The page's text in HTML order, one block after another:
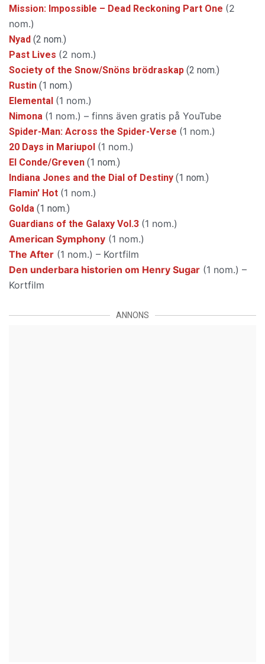
Mission: Impossible – Dead Reckoning Part One (2
nom.)
Nyad (2 nom.)
Past Lives (2 nom.)
Society of the Snow/Snöns brödraskap (2 nom.)
Rustin (1 nom.)
Elemental (1 nom.)
Nimona (1 nom.) – finns även gratis på YouTube
Spider-Man: Across the Spider-Verse (1 nom.)
20 Days in Mariupol (1 nom.)
El Conde/Greven (1 nom.)
Indiana Jones and the Dial of Destiny (1 nom.)
Flamin' Hot (1 nom.)
Golda (1 nom.)
Guardians of the Galaxy Vol.3 (1 nom.)
American Symphony (1 nom.)
The After (1 nom.) – Kortfilm
Den underbara historien om Henry Sugar (1 nom.) –
Kortfilm
ANNONS